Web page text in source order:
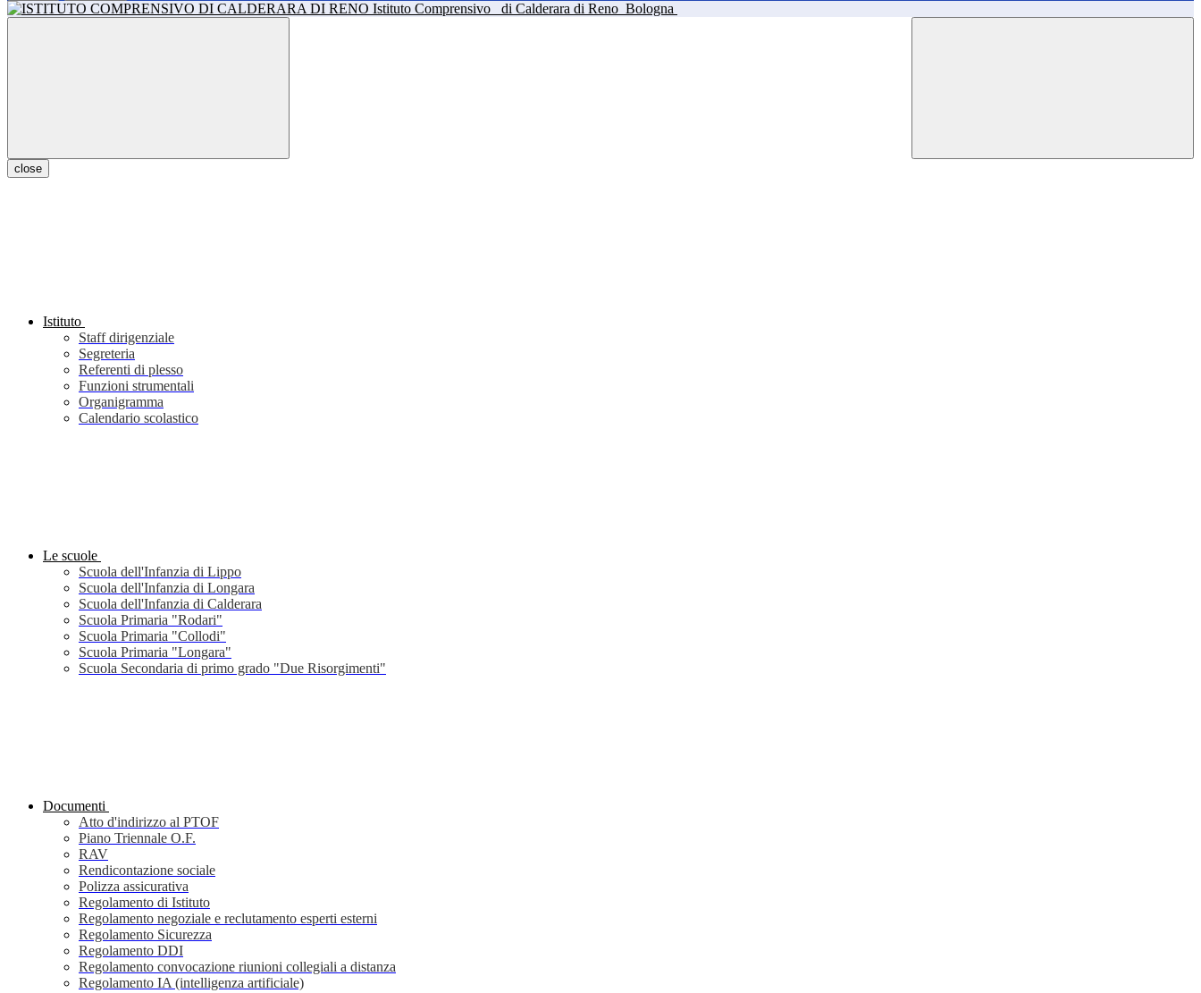
Istituto Comprensivo di Calderara di Reno Bologna
close
Istituto
Staff dirigenziale
Segreteria
Referenti di plesso
Funzioni strumentali
Organigramma
Calendario scolastico
Le scuole
Scuola dell'Infanzia di Lippo
Scuola dell'Infanzia di Longara
Scuola dell'Infanzia di Calderara
Scuola Primaria "Rodari"
Scuola Primaria "Collodi"
Scuola Primaria "Longara"
Scuola Secondaria di primo grado "Due Risorgimenti"
Documenti
Atto d'indirizzo al PTOF
Piano Triennale O.F.
RAV
Rendicontazione sociale
Polizza assicurativa
Regolamento di Istituto
Regolamento negoziale e reclutamento esperti esterni
Regolamento Sicurezza
Regolamento DDI
Regolamento convocazione riunioni collegiali a distanza
Regolamento IA (intelligenza artificiale)